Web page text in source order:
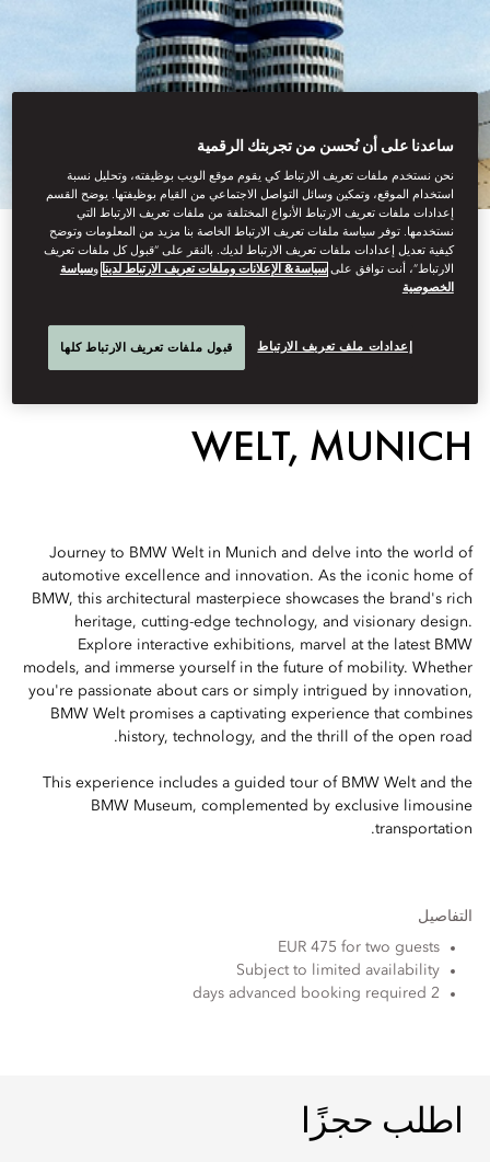
EXPERIENCE
INNOVATION AT BMW
WELT, MUNICH
Journey to BMW Welt in Munich and delve into the world of
automotive excellence and innovation. As the iconic home of
BMW, this architectural masterpiece showcases the brand's rich
heritage, cutting-edge technology, and visionary design.
Explore interactive exhibitions, marvel at the latest BMW
models, and immerse yourself in the future of mobility. Whether
you're passionate about cars or simply intrigued by innovation,
BMW Welt promises a captivating experience that combines
history, technology, and the thrill of the open road.
This experience includes a guided tour of BMW Welt and the
BMW Museum, complemented by exclusive limousine
transportation.
التفاصيل
EUR 475 for two guests
Subject to limited availability
2 days advanced booking required
اطلب حجزًا
اطلب حجزًا
ساعدنا على أن نُحسن من تجربتك الرقمية
نحن نستخدم ملفات تعريف الارتباط كي يقوم موقع الويب بوظيفته، وتحليل نسبة
استخدام الموقع، وتمكين وسائل التواصل الاجتماعي من القيام بوظيفتها. يوضح القسم
إعدادات ملفات تعريف الارتباط الأنواع المختلفة من ملفات تعريف الارتباط التي
نستخدمها. توفر سياسة ملفات تعريف الارتباط الخاصة بنا مزيد من المعلومات وتوضح
كيفية تعديل إعدادات ملفات تعريف الارتباط لديك. بالنقر على “قبول كل ملفات تعريف
الارتباط”، أنت توافق علىسياسة& الإعلانات وملفات تعريف الارتباط لدينا وسياسة
الخصوصية
إعدادات ملف تعريف الارتباط قبول ملفات تعريف الارتباط كلها